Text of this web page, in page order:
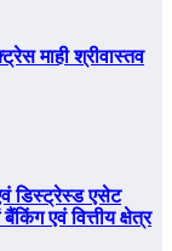
माही श्रीवास्तव
डिस्ट्रेस्ड एसेट
एवं वित्तीय क्षेत्र